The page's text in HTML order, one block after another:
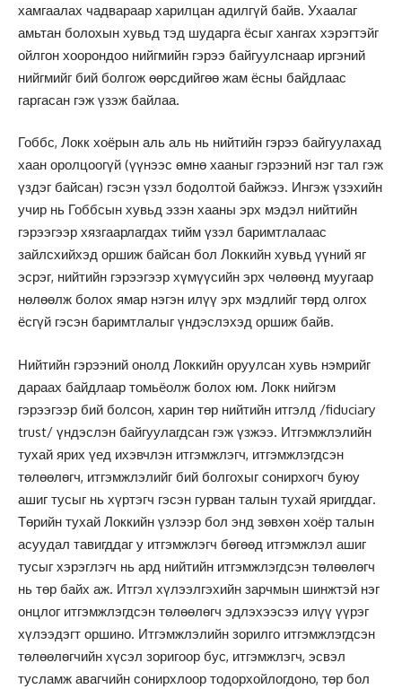
хамгаалах чадвараар харилцан адилгүй байв. Ухаалаг
амьтан болохын хувьд тэд шударга ёсыг хангах хэрэгтэйг
ойлгон хоорондоо нийгмийн гэрээ байгуулснаар иргэний
нийгмийг бий болгож өөрсдийгөө жам ёсны байдлаас
гаргасан гэж үзэж байлаа.
Гоббс, Локк хоёрын аль аль нь нийтийн гэрээ байгуулахад
хаан оролцоогүй (үүнээс өмнө хааныг гэрээний нэг тал гэж
үздэг байсан) гэсэн үзэл бодолтой байжээ. Ингэж үзэхийн
учир нь Гоббсын хувьд эзэн хааны эрх мэдэл нийтийн
гэрээгээр хязгаарлагдах тийм үзэл баримтлалаас
зайлсхийхэд оршиж байсан бол Локкийн хувьд үүний яг
эсрэг, нийтийн гэрээгээр хүмүүсийн эрх чөлөөнд муугаар
нөлөөлж болох ямар нэгэн илүү эрх мэдлийг төрд олгох
ёсгүй гэсэн баримтлалыг үндэслэхэд оршиж байв.
Нийтийн гэрээний онолд Локкийн оруулсан хувь нэмрийг
дараах байдлаар томьёолж болох юм. Локк нийгэм
гэрээгээр бий болсон, харин төр нийтийн итгэлд /fiduciary
trust/ үндэслэн байгуулагдсан гэж үзжээ. Итгэмжлэлийн
тухай ярих үед ихэвчлэн итгэмжлэгч, итгэмжлэгдсэн
төлөөлөгч, итгэмжлэлийг бий болгохыг сонирхогч буюу
ашиг тусыг нь хүртэгч гэсэн гурван талын тухай яригддаг.
Төрийн тухай Локкийн үзлээр бол энд зөвхөн хоёр талын
асуудал тавигддаг у итгэмжлэгч бөгөөд итгэмжлэл ашиг
тусыг хэрэглэгч нь ард нийтийн итгэмжлэгдсэн төлөөлөгч
нь төр байх аж. Итгэл хүлээлгэхийн зарчмын шинжтэй нэг
онцлог итгэмжлэгдсэн төлөөлөгч эдлэхээсээ илүү үүрэг
хүлээдэгт оршино. Итгэмжлэлийн зорилго итгэмжлэгдсэн
төлөөлөгчийн хүсэл зоригоор бус, итгэмжлэгч, эсвэл
тусламж авагчийн сонирхлоор тодорхойлогдоно, төр бол